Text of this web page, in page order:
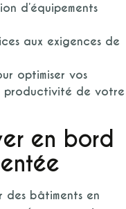
d’équipements
aux exigences de
optimiser vos
productivité de votre
en bord
des bâtiments en